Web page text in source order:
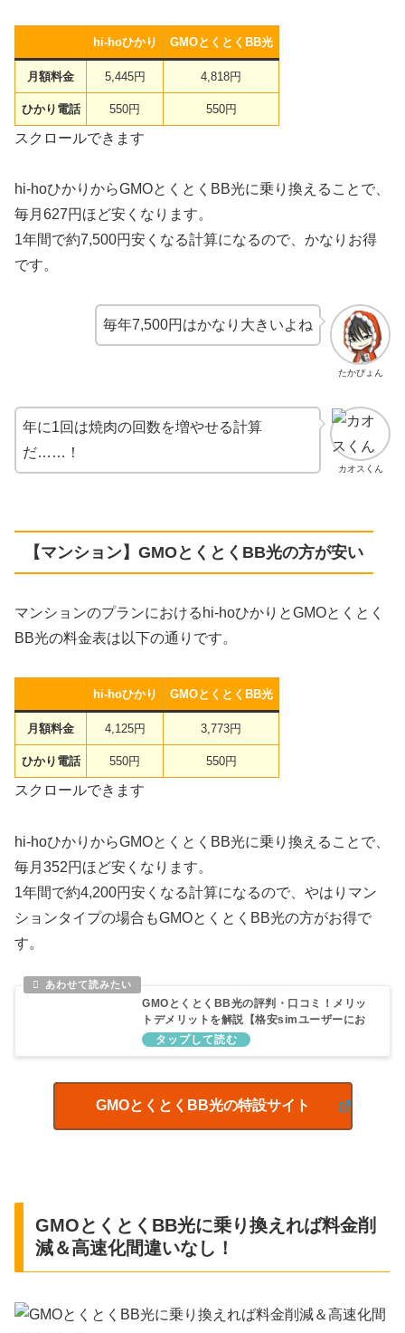
hi-hoひかり GMOとくとくBB光
月額料金 5,445円 4,818円
ひかり電話 550円 550円
スクロールできます
hi-hoひかりからGMOとくとくBB光に乗り換えることで、
毎月627円ほど安くなります。
1年間で約7,500円安くなる計算になるので、かなりお得
です。
たかぴょん
毎年7,500円はかなり大きいよね
カオスくん
年に1回は焼肉の回数を増やせる計算
だ……！
【マンション】GMOとくとくBB光の方が安い
マンションのプランにおけるhi-hoひかりとGMOとくとく
BB光の料金表は以下の通りです。
hi-hoひかり GMOとくとくBB光
月額料金 4,125円 3,773円
ひかり電話 550円 550円
スクロールできます
hi-hoひかりからGMOとくとくBB光に乗り換えることで、
毎月352円ほど安くなります。
1年間で約4,200円安くなる計算になるので、やはりマン
ションタイプの場合もGMOとくとくBB光の方がお得で
す。
GMOとくとくBB光の評判・口コミ！メリッ
トデメリットを解説【格安simユーザーにお
すすめ】
GMOとくとくBB光の特設サイト
GMOとくとくBB光に乗り換えれば料金削
減＆高速化間違いなし！